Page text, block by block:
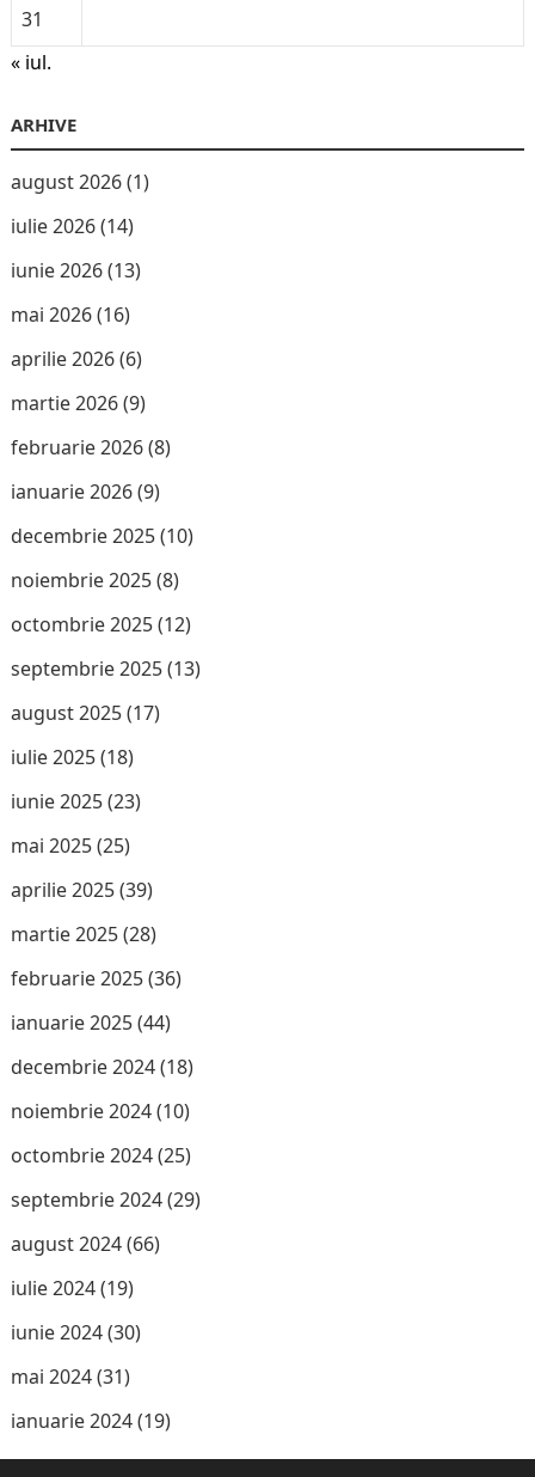
31
« iul.
ARHIVE
august 2026(1)
iulie 2026(14)
iunie 2026(13)
mai 2026(16)
aprilie 2026(6)
martie 2026(9)
februarie 2026(8)
ianuarie 2026(9)
decembrie 2025(10)
noiembrie 2025(8)
octombrie 2025(12)
septembrie 2025(13)
august 2025(17)
iulie 2025(18)
iunie 2025(23)
mai 2025(25)
aprilie 2025(39)
martie 2025(28)
februarie 2025(36)
ianuarie 2025(44)
decembrie 2024(18)
noiembrie 2024(10)
octombrie 2024(25)
septembrie 2024(29)
august 2024(66)
iulie 2024(19)
iunie 2024(30)
mai 2024(31)
ianuarie 2024(19)